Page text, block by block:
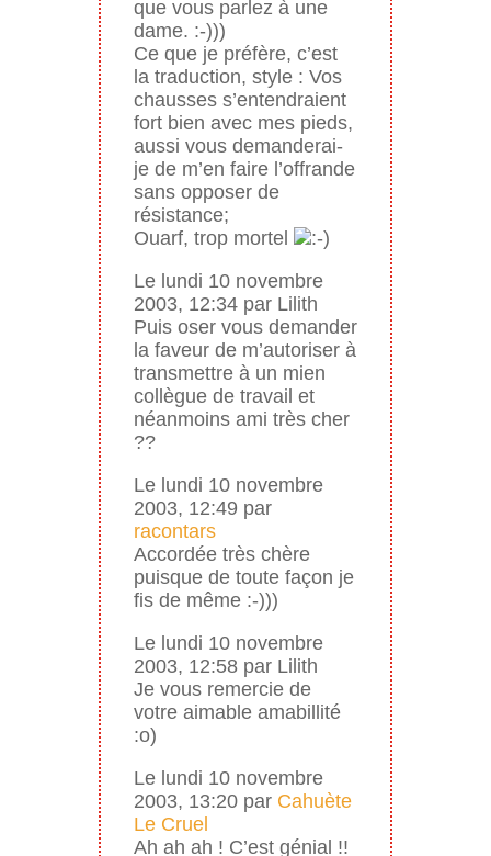
que vous parlez à une
dame. :-)))
Ce que je préfère, c’est
la traduction, style : Vos
chausses s’entendraient
fort bien avec mes pieds,
aussi vous demanderai-
je de m’en faire l’offrande
sans opposer de
résistance;
Ouarf, trop mortel
Le lundi 10 novembre
2003, 12:34 par Lilith
Puis oser vous demander
la faveur de m’autoriser à
transmettre à un mien
collègue de travail et
néanmoins ami très cher
??
Le lundi 10 novembre
2003, 12:49 par
racontars
Accordée très chère
puisque de toute façon je
fis de même :-)))
Le lundi 10 novembre
2003, 12:58 par Lilith
Je vous remercie de
votre aimable amabillité
:o)
Le lundi 10 novembre
2003, 13:20 par Cahuète
Le Cruel
Ah ah ah ! C’est génial !!